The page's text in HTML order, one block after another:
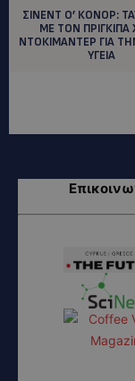
ΣΙΝΕΝΤ Ο’ ΚΟΝΟΡ:
ΜΕ ΤΟΝ ΠΡΙΓΚΙΠΑ
ΝΤΟΚΙΜΑΝΤΕΡ ΓΙΑ
ΥΓΕΙΑ